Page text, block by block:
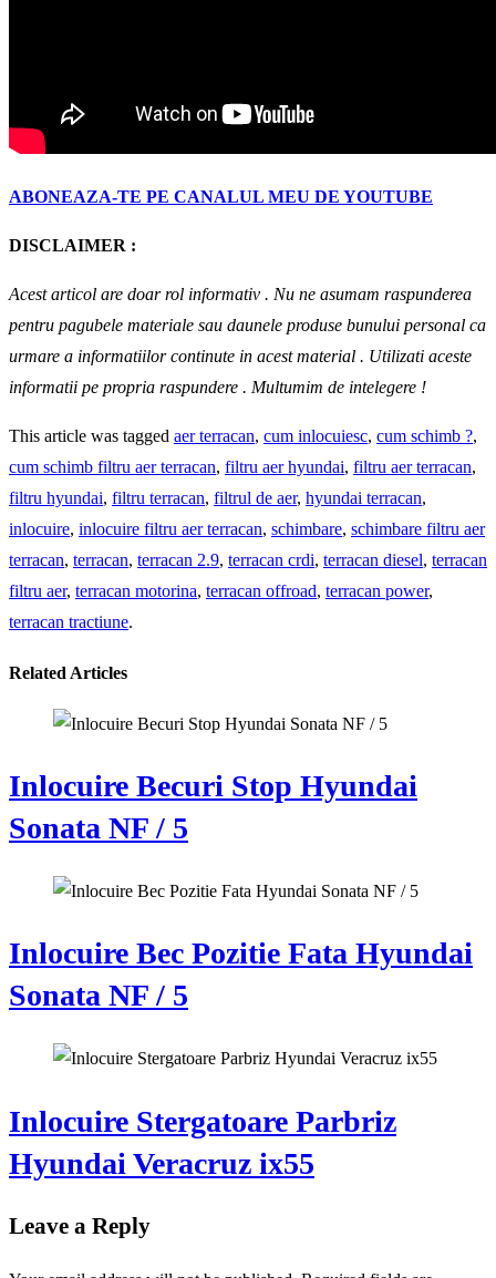
ABONEAZA-TE PE CANALUL MEU DE YOUTUBE
DISCLAIMER :
Acest articol are doar rol informativ . Nu ne asumam raspunderea
pentru pagubele materiale sau daunele produse bunului personal ca
urmare a informatiilor continute in acest material . Utilizati aceste
informatii pe propria raspundere . Multumim de intelegere !
This article was tagged aer terracan, cum inlocuiesc, cum schimb ?,
cum schimb filtru aer terracan, filtru aer hyundai, filtru aer terracan,
filtru hyundai, filtru terracan, filtrul de aer, hyundai terracan,
inlocuire, inlocuire filtru aer terracan, schimbare, schimbare filtru aer
terracan, terracan, terracan 2.9, terracan crdi, terracan diesel, terracan
filtru aer, terracan motorina, terracan offroad, terracan power,
terracan tractiune.
Related Articles
Inlocuire Becuri Stop Hyundai
Sonata NF / 5
Inlocuire Bec Pozitie Fata Hyundai
Sonata NF / 5
Inlocuire Stergatoare Parbriz
Hyundai Veracruz ix55
Leave a Reply